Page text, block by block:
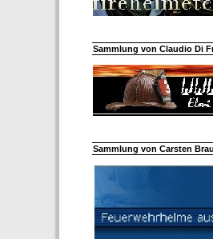
Sammlung von Claudio Di
Sammlung von Carsten